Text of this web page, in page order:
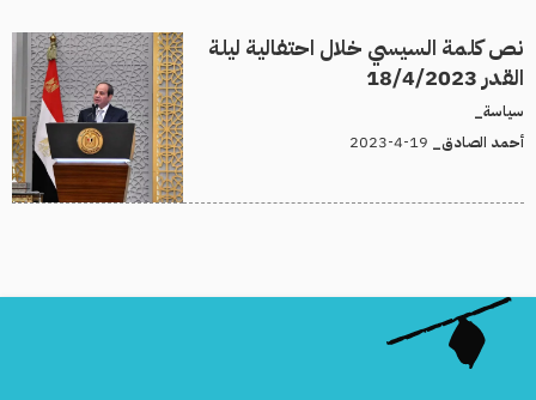
نص كلمة السيسي خلال احتفالية ليلة
القدر 18/4/2023
سياسة_
أحمد الصادق_